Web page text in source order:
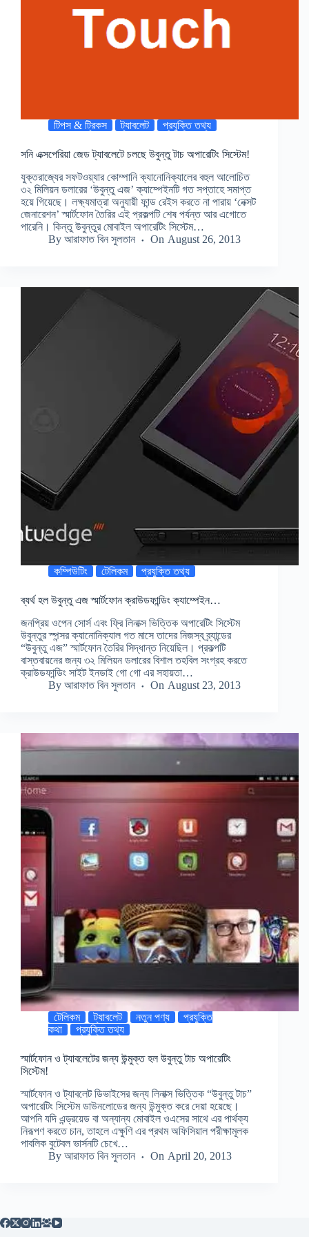
টিপস & ট্রিকস ট্যাবলেট প্রযুক্তি তথ্য
সনি এক্সপেরিয়া জেড ট্যাবলেটে চলছে উবুন্তু টাচ অপারেটিং সিস্টেম!
যুক্তরাজ্যের সফটওয়্যার কোম্পানি ক্যানোনিক্যালের বহুল আলোচিত
৩২ মিলিয়ন ডলারের ‘উবুন্তু এজ’ ক্যাম্পেইনটি গত সপ্তাহে সমাপ্ত
হয়ে গিয়েছে। লক্ষ্যমাত্রা অনুযায়ী ফান্ড রেইস করতে না পারায় ‘নেক্সট
জেনারেশন’ স্মার্টফোন তৈরির এই প্রকল্পটি শেষ পর্যন্ত আর এগোতে
পারেনি। কিন্তু উবুন্তুর মোবাইল অপারেটিং সিস্টেম…
By আরাফাত বিন সুলতান On August 26, 2013
কম্পিউটিং টেলিকম প্রযুক্তি তথ্য
ব্যর্থ হল উবুন্তু এজ স্মার্টফোন ক্রাউডফান্ডিং ক্যাম্পেইন…
জনপ্রিয় ওপেন সোর্স এবং ফ্রি লিনাক্স ভিত্তিক অপারেটিং সিস্টেম
উবুন্তুর স্পন্সর ক্যানোনিক্যাল গত মাসে তাদের নিজস্ব ব্র্যান্ডের
“উবুন্তু এজ” স্মার্টফোন তৈরির সিদ্ধান্ত নিয়েছিল। প্রকল্পটি
বাস্তবায়নের জন্য ৩২ মিলিয়ন ডলারের বিশাল তহবিল সংগ্রহ করতে
ক্রাউডফান্ডিং সাইট ইনডাই গো গো এর সহায়তা…
By আরাফাত বিন সুলতান On August 23, 2013
টেলিকম ট্যাবলেট নতুন পণ্য
প্রযুক্তি
কথা
প্রযুক্তি তথ্য
স্মার্টফোন ও ট্যাবলেটের জন্য উন্মুক্ত হল উবুন্তু টাচ অপারেটিং
সিস্টেম!
স্মার্টফোন ও ট্যাবলেট ডিভাইসের জন্য লিনাক্স ভিত্তিক “উবুন্তু টাচ”
অপারেটিং সিস্টেম ডাউনলোডের জন্য উন্মুক্ত করে দেয়া হয়েছে।
আপনি যদি এন্ড্রয়েড বা অন্যান্য মোবাইল ওএসের সাথে এর পার্থক্য
নিরূপণ করতে চান, তাহলে এক্ষুণি এর প্রথম অফিসিয়াল পরীক্ষামূলক
পাবলিক বুটেবল ভার্সনটি চেখে…
By আরাফাত বিন সুলতান On April 20, 2013